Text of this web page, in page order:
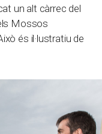
un alt càrrec del
Mossos
és il·lustratiu de